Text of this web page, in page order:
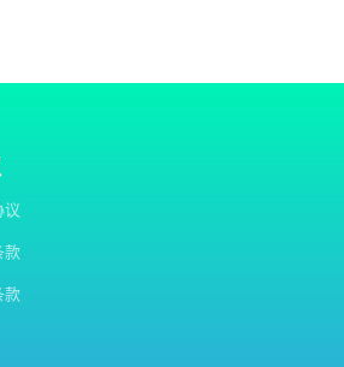
议
款
款